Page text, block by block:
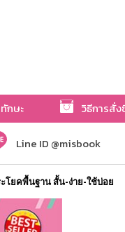
กษะ วิธีการสั่ง
Line ID @misbook
ยคพื้นฐาน สั้น-ง่าย-ใช้บ่อย